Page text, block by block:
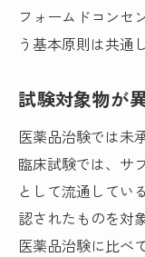
フォームドコンセ
う基本原則は共通
試験対象物が
医薬品治験では未
臨床試験では、サ
として流通してい
認されたものを対
医薬品治験に比べ